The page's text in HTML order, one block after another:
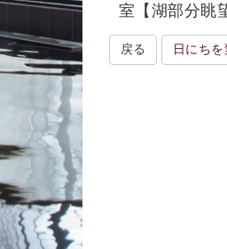
室【湖部分眺
戻る 日にちを